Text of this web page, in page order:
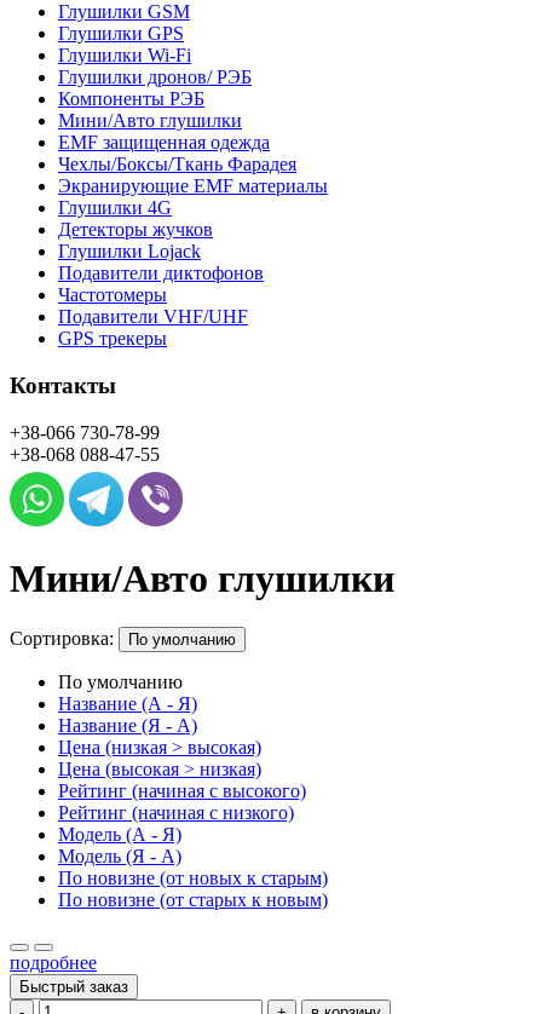
Глушилки GSM
Глушилки GPS
Глушилки Wi-Fi
Глушилки дронов/ РЭБ
Компоненты РЭБ
Мини/Авто глушилки
EMF защищенная одежда
Чехлы/Боксы/Ткань Фарадея
Экранирующие EMF материалы
Глушилки 4G
Детекторы жучков
Глушилки Lojack
Подавители диктофонов
Частотомеры
Подавители VHF/UHF
GPS трекеры
Контакты
+38-066 730-78-99
+38-068 088-47-55
Мини/Авто глушилки
Сортировка: По умолчанию
По умолчанию
Название (А - Я)
Название (Я - А)
Цена (низкая > высокая)
Цена (высокая > низкая)
Рейтинг (начиная с высокого)
Рейтинг (начиная с низкого)
Модель (А - Я)
Модель (Я - А)
По новизне (от новых к старым)
По новизне (от старых к новым)
подробнее
Быстрый заказ